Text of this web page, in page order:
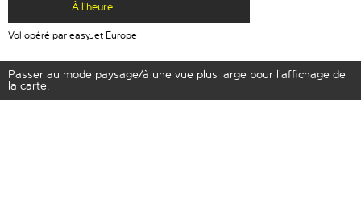
À l’heure
Vol opéré par easyJet Europe
Passer au mode paysage/à une vue plus large pour l’affichage de
la carte.